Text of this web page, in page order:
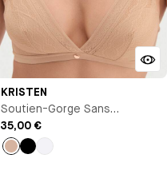
KRISTEN
Soutien-Gorge Sans
Armature
35,00 €
Nude NoirBlanc